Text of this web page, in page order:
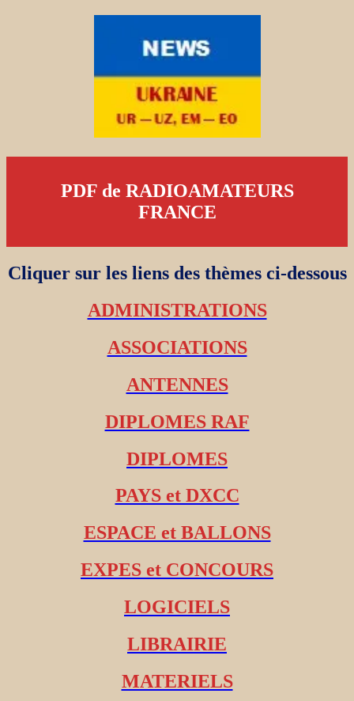
PDF de RADIOAMATEURS
FRANCE
Cliquer sur les liens des thèmes ci-dessous
ADMINISTRATIONS
ASSOCIATIONS
ANTENNES
DIPLOMES RAF
DIPLOMES
PAYS et DXCC
ESPACE et BALLONS
EXPES et CONCOURS
LOGICIELS
LIBRAIRIE
MATERIELS